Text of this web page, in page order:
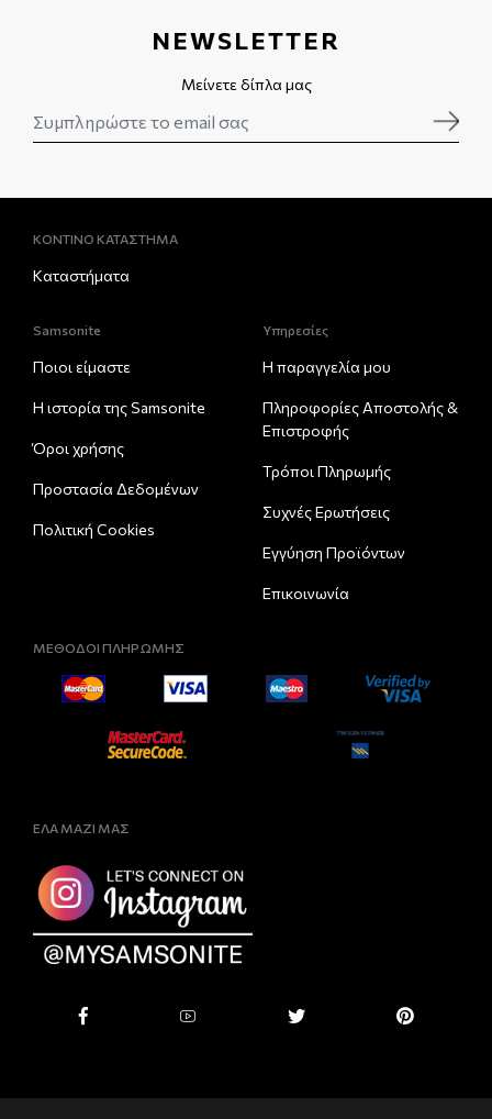
NEWSLETTER
Μείνετε δίπλα μας
ΚΟΝΤΙΝΟ ΚΑΤΑΣΤΗΜΑ
Καταστήματα
Samsonite
Ποιοι είμαστε
Η ιστορία της Samsonite
Όροι χρήσης
Προστασία Δεδομένων
Πολιτική Cookies
Υπηρεσίες
Η παραγγελία μου
Πληροφορίες Αποστολής &
Eπιστροφής
Τρόποι Πληρωμής
Συχνές Ερωτήσεις
Εγγύηση Προϊόντων
Επικοινωνία
ΜΕΘΟΔΟΙ ΠΛΗΡΩΜΗΣ
ΕΛΑ ΜΑΖΙ ΜΑΣ